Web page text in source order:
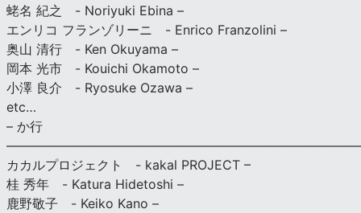
蛯名 紀之 - Noriyuki Ebina –
エンリコ フランゾリーニ - Enrico Franzolini –
奥山 清行 - Ken Okuyama –
岡本 光市 - Kouichi Okamoto –
小澤 良介 - Ryosuke Ozawa –
etc…
– か行
カカルプロジェクト - kakal PROJECT –
桂 秀年 - Katura Hidetoshi –
鹿野敬子 - Keiko Kano –